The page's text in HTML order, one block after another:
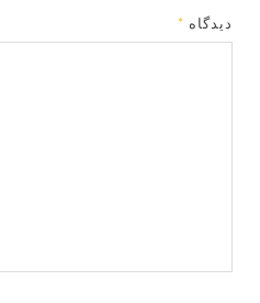
دیدگاه *